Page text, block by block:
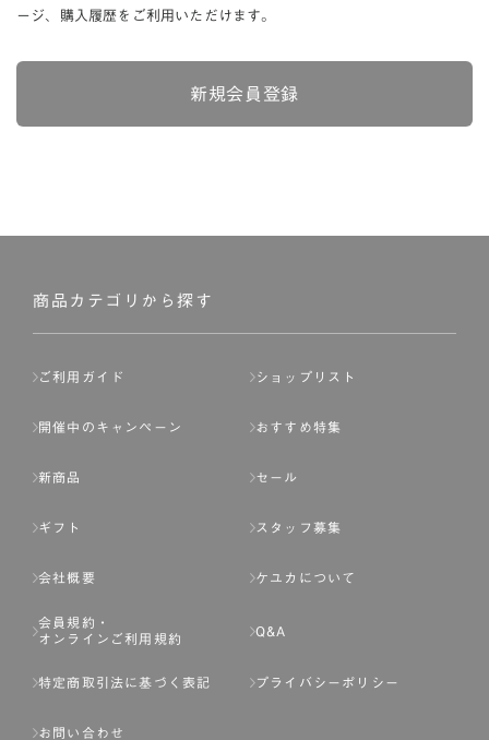
ージ、購入履歴をご利用いただけます。
新規会員登録
商品カテゴリから探す
ご利用ガイド ショップリスト
開催中のキャンペーン おすすめ特集
新商品 セール
ギフト スタッフ募集
会社概要 ケユカについて
会員規約・
オンラインご利用規約
Q&A
特定商取引法に基づく表記 プライバシーポリシー
お問い合わせ